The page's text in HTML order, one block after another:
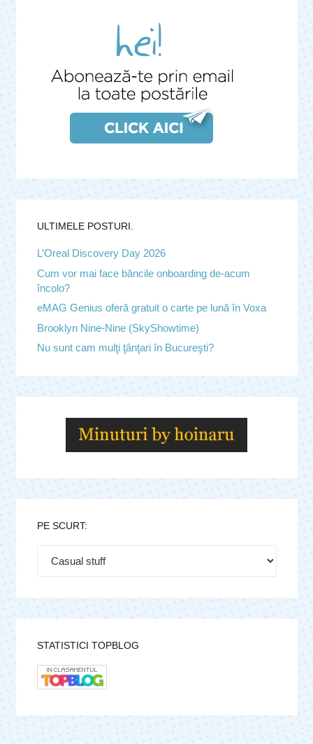
ULTIMELE POSTURI.
L’Oreal Discovery Day 2026
Cum vor mai face băncile onboarding de-acum
încolo?
eMAG Genius oferă gratuit o carte pe lună în Voxa
Brooklyn Nine-Nine (SkyShowtime)
Nu sunt cam mulţi ţânţari în Bucureşti?
PE SCURT:
STATISTICI TOPBLOG